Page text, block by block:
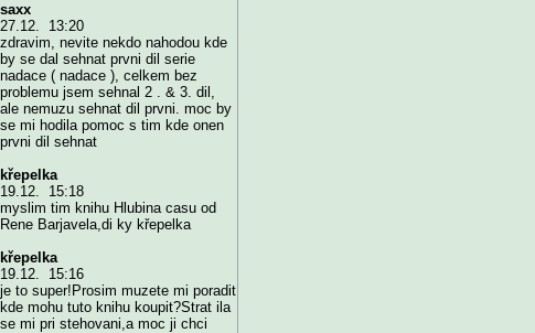
saxx
27.12. 13:20
zdravim, nevite nekdo nahodou kde
by se dal sehnat prvni dil serie
nadace ( nadace ), celkem bez
problemu jsem sehnal 2 . & 3. dil,
ale nemuzu sehnat dil prvni. moc by
se mi hodila pomoc s tim kde onen
prvni dil sehnat
křepelka
19.12. 15:18
myslim tim knihu Hlubina casu od
Rene Barjavela,di ky křepelka
křepelka
19.12. 15:16
je to super!Prosim muzete mi poradit
kde mohu tuto knihu koupit?Strat ila
se mi pri stehovani,a moc ji chci